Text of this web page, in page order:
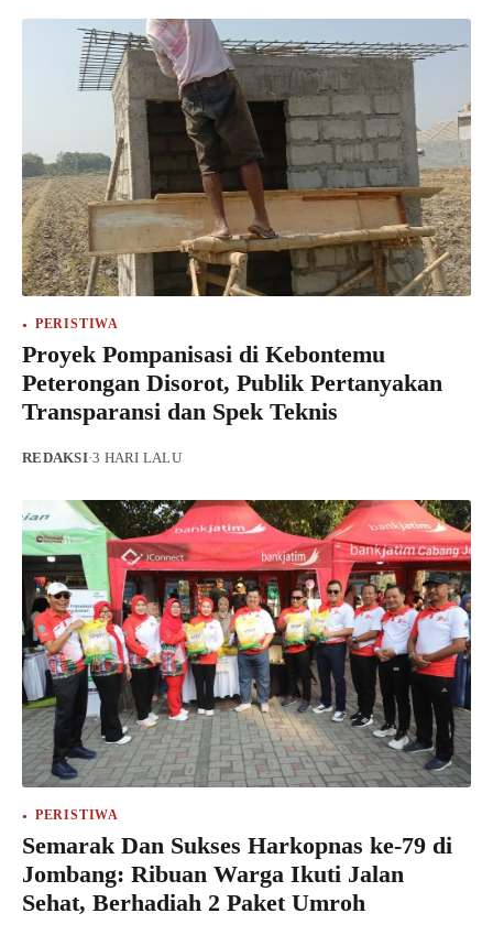
PERISTIWA
Proyek Pompanisasi di Kebontemu
Peterongan Disorot, Publik Pertanyakan
Transparansi dan Spek Teknis
REDAKSI·3 HARI LALU
PERISTIWA
Semarak Dan Sukses Harkopnas ke-79 di
Jombang: Ribuan Warga Ikuti Jalan
Sehat, Berhadiah 2 Paket Umroh